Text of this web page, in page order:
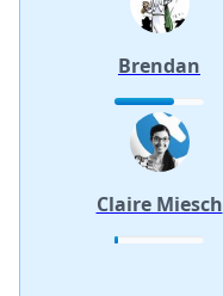
Brendan
Claire Miesch